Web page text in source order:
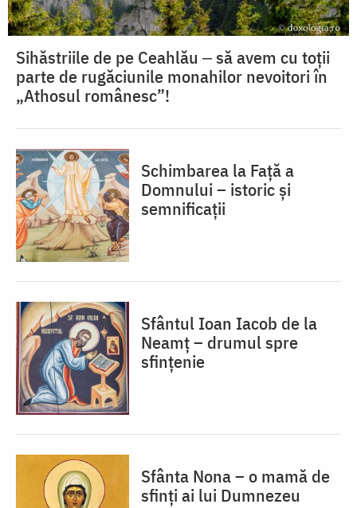
Sihăstriile de pe Ceahlău ‒ să avem cu toții
parte de rugăciunile monahilor nevoitori în
„Athosul românesc”!
Schimbarea la Față a
Domnului – istoric și
semnificații
Sfântul Ioan Iacob de la
Neamț – drumul spre
sfințenie
Sfânta Nona – o mamă de
sfinți ai lui Dumnezeu